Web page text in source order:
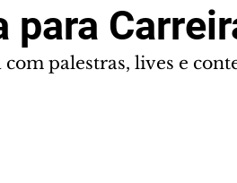
para
palestras, lives e